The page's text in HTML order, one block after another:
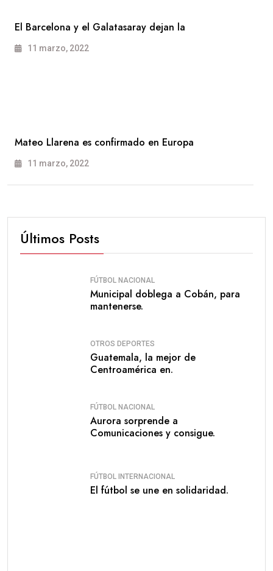
El Barcelona y el Galatasaray dejan la
11 marzo, 2022
Mateo Llarena es confirmado en Europa
11 marzo, 2022
Últimos Posts
FÚTBOL NACIONAL
Municipal doblega a Cobán, para
mantenerse.
OTROS DEPORTES
Guatemala, la mejor de
Centroamérica en.
FÚTBOL NACIONAL
Aurora sorprende a
Comunicaciones y consigue.
FÚTBOL INTERNACIONAL
El fútbol se une en solidaridad.